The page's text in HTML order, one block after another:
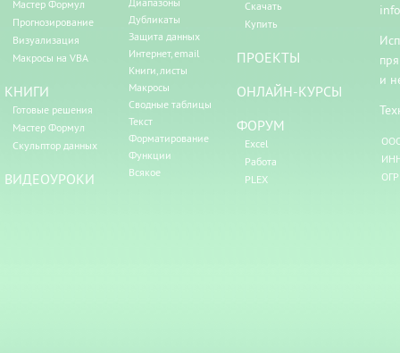
Мастер Формул
Прогнозирование
Визуализация
Макросы на VBA
КНИГИ
Готовые решения
Мастер Формул
Скульптор данных
ВИДЕОУРОКИ
Дубликаты
Защита данных
Интернет, email
Книги, листы
Макросы
Сводные таблицы
Текст
Форматирование
Функции
Всякое
Скачать
Купить
ПРОЕКТЫ
ОНЛАЙН-КУРСЫ
ФОРУМ
Excel
Работа
PLEX
и